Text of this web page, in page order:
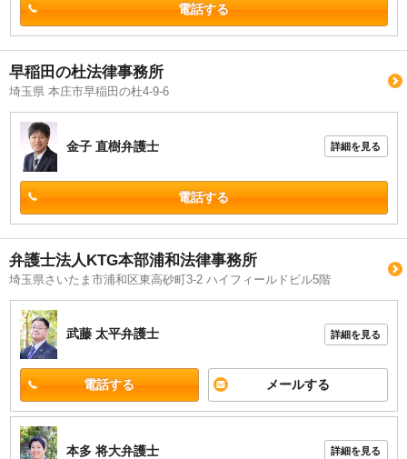
電話する
早稲田の杜法律事務所
埼玉県 本庄市早稲田の杜4-9-6
金子 直樹弁護士 詳細を見る
電話する
弁護士法人KTG本部浦和法律事務所
埼玉県さいたま市浦和区東高砂町3-2 ハイフィールドビル5階
武藤 太平弁護士 詳細を見る
電話する メールする
本多 将大弁護士 詳細を見る